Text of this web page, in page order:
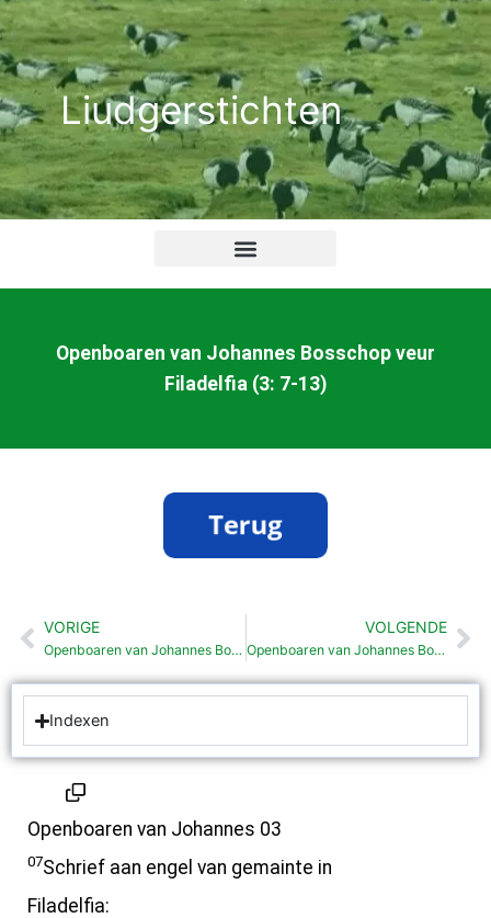
Ga
naar
de
inhoudLiudgerstichten
Openboaren van Johannes Bosschop veur
Filadelfia (3: 7-13)
Vorige
VORIGE
Openboaren van Johannes Bosschop veur Sardes (3: 1-6)
VOLGENDE
Openboaren van Johannes Bosschop veur Laödicea (3:14-22)
Indexen
Openboaren van Johannes 03
07Schrief aan engel van gemainte in
Filadelfia: